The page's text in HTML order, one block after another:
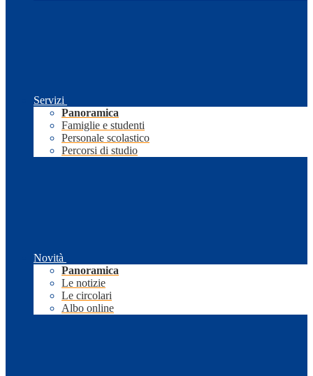
Servizi
Panoramica
Famiglie e studenti
Personale scolastico
Percorsi di studio
Novità
Panoramica
Le notizie
Le circolari
Albo online